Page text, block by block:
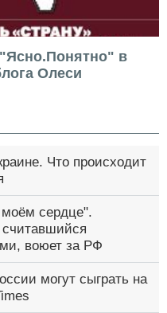
в
Олеси
Что происходит
сердце".
считавшийся
воюет за РФ
могут сыграть на